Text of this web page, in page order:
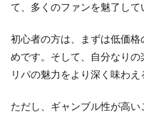
て、多くのファンを魅了して
初心者の方は、まずは低価
めです。そして、自分なり
リパの魅力をより深く味わえ
ただし、ギャンブル性が高